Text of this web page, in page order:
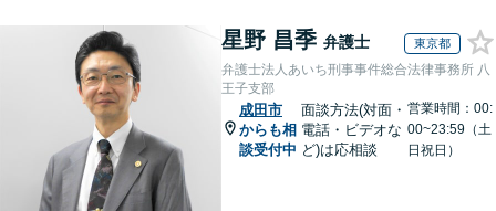
星野 昌季 弁護士 東京都
弁護士法人あいち刑事事件総合法律事務所 八
王子支部
成田市
からも相
談受付中
面談方法(対面・
電話・ビデオな
ど)は応相談
営業時間：00:
00~23:59（土
日祝日）